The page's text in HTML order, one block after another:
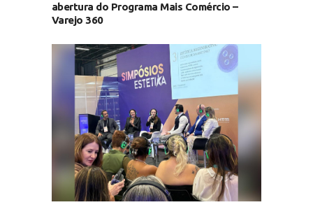
abertura do Programa Mais Comércio –
Varejo 360